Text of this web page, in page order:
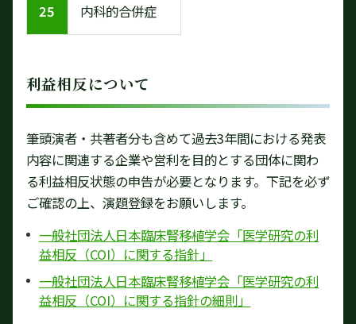
25 内科的合併症
利益相反について
筆頭演者・共著者分も含めて過去3年間における発表
内容に関連する企業や営利を目的とする団体に関わ
る利益相反状態の申告が必要となります。下記を必ず
ご確認の上、演題登録をお願いします。
一般社団法人日本臨床腎移植学会「医学研究の利
益相反（COI）に関する指針」
一般社団法人日本臨床腎移植学会「医学研究の利
益相反（COI）に関する指針の細則」